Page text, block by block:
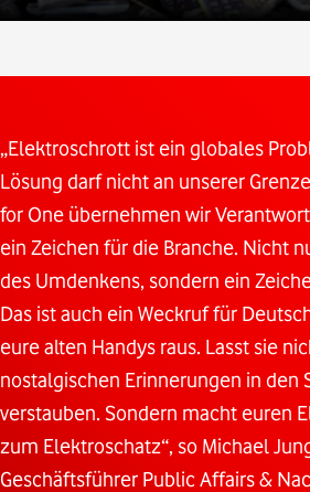
„Elektroschrott ist ein globales
Lösung darf nicht an unserer
for One übernehmen wir
ein Zeichen für die Branche. Nicht
des Umdenkens, sondern ein
Das ist auch ein Weckruf für
eure alten Handys raus. Lasst sie
nostalgischen Erinnerungen in den
verstauben. Sondern macht euren
zum Elektroschatz“, so Michael
Geschäftsführer Public Affairs &